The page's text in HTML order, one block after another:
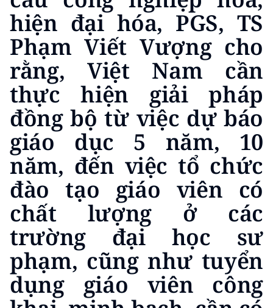
hiện đại hóa, PGS, TS
Phạm Viết Vượng cho
rằng, Việt Nam cần
thực hiện giải pháp
đồng bộ từ việc dự báo
giáo dục 5 năm, 10
năm, đến việc tổ chức
đào tạo giáo viên có
chất lượng ở các
trường đại học sư
phạm, cũng như tuyển
dụng giáo viên công